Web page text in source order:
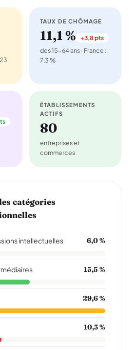
TAUX DE CHÔMAGE
11,1 % +3,8 pts
des 15-64 ans · France :
7,3 %
ÉTABLISSEMENTS
ACTIFS
80
entreprises et
commerces
catégories
intellectuelles 6,0 %
15,5 %
29,6 %
10,3 %